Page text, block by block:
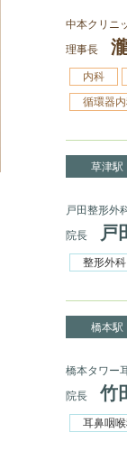
中本クリニ
理事長
内科
循環器
草津駅
戸田整形外
院長
戸
整形外科
橋本駅
橋本タワー
院長
竹
耳鼻咽